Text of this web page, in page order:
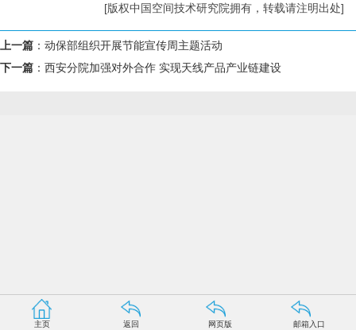
[版权中国空间技术研究院拥有，转载请注明出处]
上一篇 ： 动保部组织开展节能宣传周主题活动
下一篇 ： 西安分院加强对外合作 实现天线产品产业链建设
主页 返回 网页版 邮箱入口